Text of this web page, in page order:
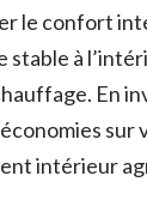
le confort
à
En
intérieur